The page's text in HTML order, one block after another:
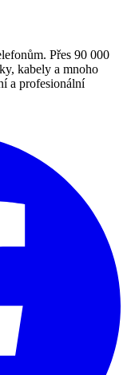
Přes 90 000
kabely a mnoho
a profesionální